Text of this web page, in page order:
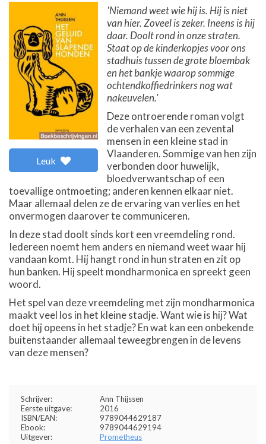
Leuk
'Niemand weet wie hij is. Hij is niet
van hier. Zoveel is zeker. Ineens is hij
daar. Doolt rond in onze straten.
Staat op de kinderkopjes voor ons
stadhuis tussen de grote bloembak
en het bankje waarop sommige
ochtendkoffiedrinkers nog wat
nakeuvelen.'
Deze ontroerende roman volgt
de verhalen van een zevental
mensen in een kleine stad in
Vlaanderen. Sommige van hen zijn
verbonden door huwelijk,
bloedverwantschap of een
toevallige ontmoeting; anderen kennen elkaar niet.
Maar allemaal delen ze de ervaring van verlies en het
onvermogen daarover te communiceren.
In deze stad doolt sinds kort een vreemdeling rond.
Iedereen noemt hem anders en niemand weet waar hij
vandaan komt. Hij hangt rond in hun straten en zit op
hun banken. Hij speelt mondharmonica en spreekt geen
woord.
Het spel van deze vreemdeling met zijn mondharmonica
maakt veel los in het kleine stadje. Want wie is hij? Wat
doet hij opeens in het stadje? En wat kan een onbekende
buitenstaander allemaal teweegbrengen in de levens
van deze mensen?
Schrijver:
Ann Thijssen
Eerste uitgave:
2016
ISBN/EAN:
9789044629187
Ebook:
9789044629194
Uitgever:
Prometheus